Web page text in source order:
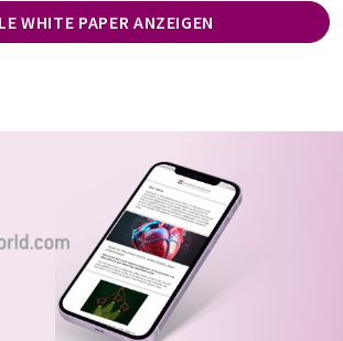
WHITE PAPER ANZEIGEN